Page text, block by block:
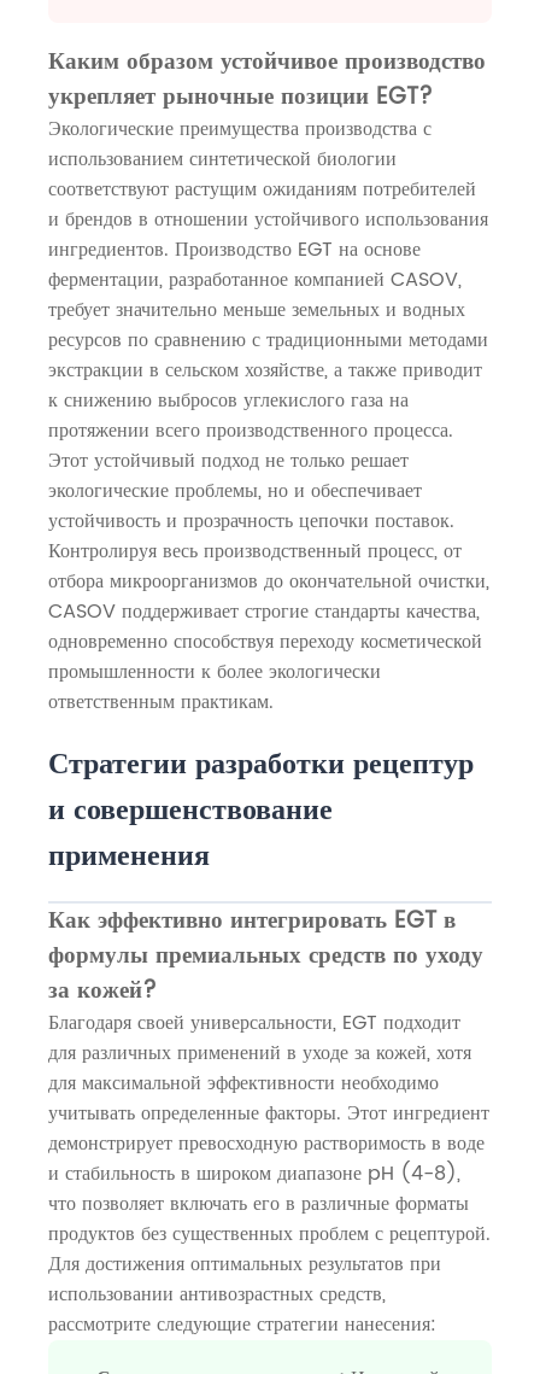
Каким образом устойчивое производство
укрепляет рыночные позиции EGT?
Экологические преимущества производства с
использованием синтетической биологии
соответствуют растущим ожиданиям потребителей
и брендов в отношении устойчивого использования
ингредиентов. Производство EGT на основе
ферментации, разработанное компанией CASOV,
требует значительно меньше земельных и водных
ресурсов по сравнению с традиционными методами
экстракции в сельском хозяйстве, а также приводит
к снижению выбросов углекислого газа на
протяжении всего производственного процесса.
Этот устойчивый подход не только решает
экологические проблемы, но и обеспечивает
устойчивость и прозрачность цепочки поставок.
Контролируя весь производственный процесс, от
отбора микроорганизмов до окончательной очистки,
CASOV поддерживает строгие стандарты качества,
одновременно способствуя переходу косметической
промышленности к более экологически
ответственным практикам.
Стратегии разработки рецептур
и совершенствование
применения
Как эффективно интегрировать EGT в
формулы премиальных средств по уходу
за кожей?
Благодаря своей универсальности, EGT подходит
для различных применений в уходе за кожей, хотя
для максимальной эффективности необходимо
учитывать определенные факторы. Этот ингредиент
демонстрирует превосходную растворимость в воде
и стабильность в широком диапазоне pH (4-8),
что позволяет включать его в различные форматы
продуктов без существенных проблем с рецептурой.
Для достижения оптимальных результатов при
использовании антивозрастных средств,
рассмотрите следующие стратегии нанесения: